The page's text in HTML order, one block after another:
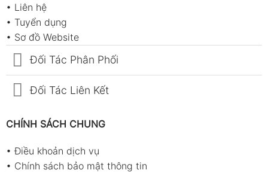
• Liên hệ
• Tuyển dụng
• Sơ đồ Website
Đối Tác Phân Phối
Đối Tác Liên Kết
CHÍNH SÁCH CHUNG
•Điều khoản dịch vụ
• Chính sách bảo mật thông tin